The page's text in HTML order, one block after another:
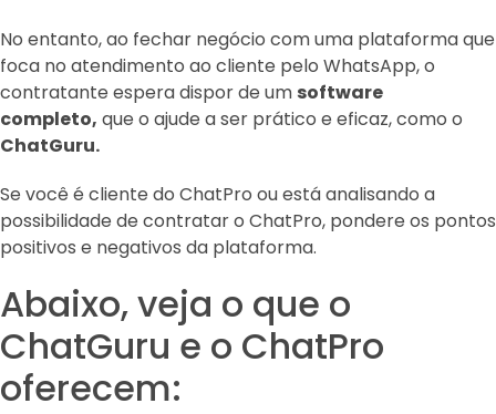
No entanto, ao fechar negócio com uma plataforma que
foca no atendimento ao cliente pelo WhatsApp, o
contratante espera dispor de um software
completo, que o ajude a ser prático e eficaz, como o
ChatGuru.
Se você é cliente do ChatPro ou está analisando a
possibilidade de contratar o ChatPro, pondere os pontos
positivos e negativos da plataforma.
Abaixo, veja o que o
ChatGuru e o ChatPro
oferecem: